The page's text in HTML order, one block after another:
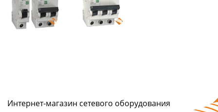
Интернет-магазин сетeвого оборудования